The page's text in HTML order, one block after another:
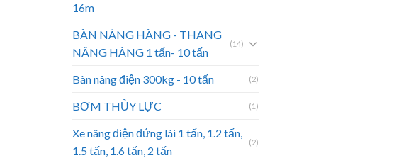
16m
BÀN NÂNG HÀNG - THANG
NÂNG HÀNG 1 tấn- 10 tấn
(14)
Bàn nâng điện 300kg - 10 tấn (2)
BƠM THỦY LỰC (1)
Xe nâng điện đứng lái 1 tấn, 1.2 tấn,
1.5 tấn, 1.6 tấn, 2 tấn
(2)